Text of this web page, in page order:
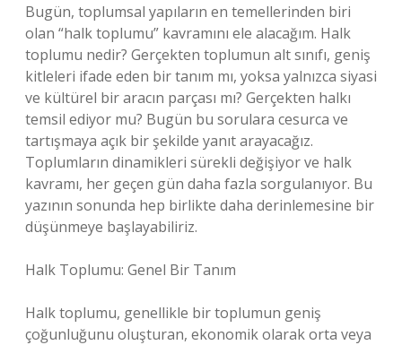
Bugün, toplumsal yapıların en temellerinden biri
olan “halk toplumu” kavramını ele alacağım. Halk
toplumu nedir? Gerçekten toplumun alt sınıfı, geniş
kitleleri ifade eden bir tanım mı, yoksa yalnızca siyasi
ve kültürel bir aracın parçası mı? Gerçekten halkı
temsil ediyor mu? Bugün bu sorulara cesurca ve
tartışmaya açık bir şekilde yanıt arayacağız.
Toplumların dinamikleri sürekli değişiyor ve halk
kavramı, her geçen gün daha fazla sorgulanıyor. Bu
yazının sonunda hep birlikte daha derinlemesine bir
düşünmeye başlayabiliriz.
Halk Toplumu: Genel Bir Tanım
Halk toplumu, genellikle bir toplumun geniş
çoğunluğunu oluşturan, ekonomik olarak orta veya